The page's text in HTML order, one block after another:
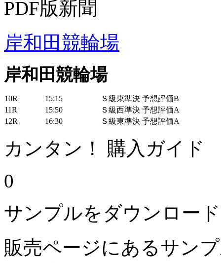
PDF版新聞
岸和田競輪場
岸和田競輪場
10R 15:15
Ｓ級東準決 予想評価B
11R
15:50
Ｓ級西準決 予想評価A
12R
16:30 Ｓ級東準決 予想評価A
カンタン！ 購入ガイド
0
サンプルをダウンロー
販売ページにあるサン